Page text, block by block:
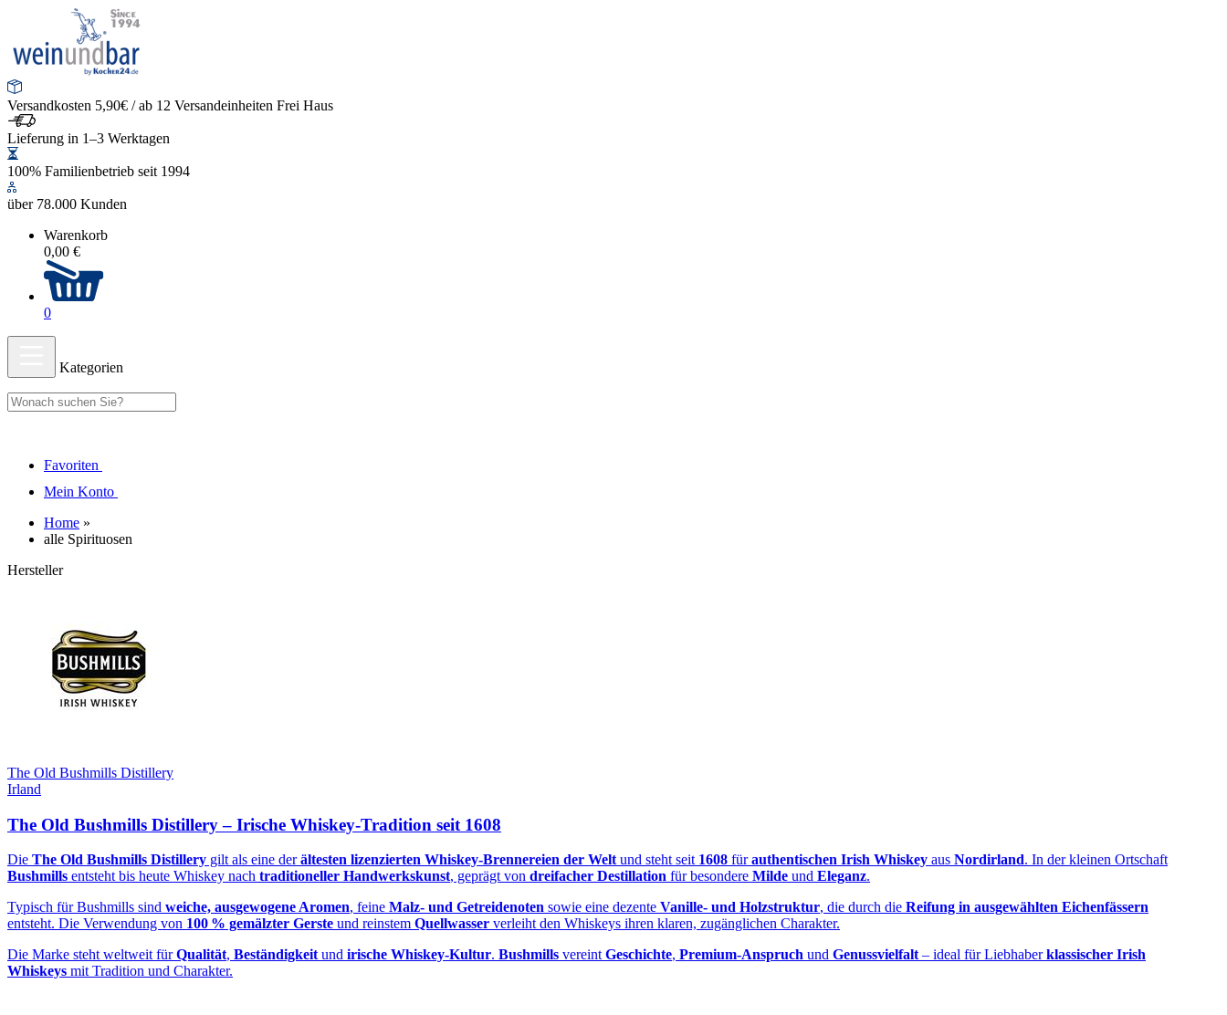
Versandkosten 5,90€ / ab 12 Versandeinheiten Frei Haus
Lieferung in 1–3 Werktagen
100% Familienbetrieb seit 1994
über 78.000 Kunden
Warenkorb
0,00 €
0
Kategorien
Favoriten
Mein Konto
Home »
alle Spirituosen
Hersteller
The Old Bushmills Distillery
Irland
The Old Bushmills Distillery – Irische Whiskey‑Tradition seit 1608
Die The Old Bushmills Distillery gilt als eine derältesten lizenzierten Whiskey‑Brennereien der Weltund steht seit 1608 fürauthentischen Irish Whiskey aus Nordirland. In der kleinen Ortschaft
Bushmills entsteht bis heute Whiskey nach traditioneller Handwerkskunst, geprägt von dreifacher Destillation für besondere Milde und Eleganz.
Typisch für Bushmills sind weiche, ausgewogene Aromen, feine Malz‑ und Getreidenoten sowie eine dezente Vanille‑ und Holzstruktur, die durch die Reifung in ausgewählten Eichenfässern
entsteht. Die Verwendung von 100 % gemälzter Gerste und reinstem Quellwasser verleiht den Whiskeys ihren klaren, zugänglichen Charakter.
Die Marke steht weltweit fürQualität, Beständigkeitund irische Whiskey‑Kultur. Bushmills vereintGeschichte, Premium‑Anspruch und Genussvielfalt– ideal für Liebhaberklassischer Irish
Whiskeys mit Tradition und Charakter.